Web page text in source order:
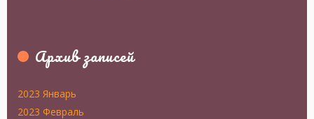
Архив записей
2023 Январь
2023 Февраль